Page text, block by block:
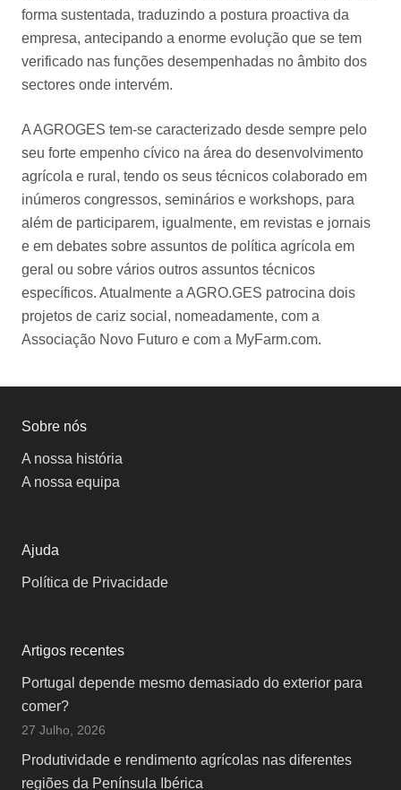
forma sustentada, traduzindo a postura proactiva da
empresa, antecipando a enorme evolução que se tem
verificado nas funções desempenhadas no âmbito dos
sectores onde intervém.
A AGROGES tem-se caracterizado desde sempre pelo
seu forte empenho cívico na área do desenvolvimento
agrícola e rural, tendo os seus técnicos colaborado em
inúmeros congressos, seminários e workshops, para
além de participarem, igualmente, em revistas e jornais
e em debates sobre assuntos de política agrícola em
geral ou sobre vários outros assuntos técnicos
específicos. Atualmente a AGRO.GES patrocina dois
projetos de cariz social, nomeadamente, com a
Associação Novo Futuro e com a MyFarm.com.
Sobre nós
A nossa história
A nossa equipa
Ajuda
Política de Privacidade
Artigos recentes
Portugal depende mesmo demasiado do exterior para
comer?
27 Julho, 2026
Produtividade e rendimento agrícolas nas diferentes
regiões da Península Ibérica